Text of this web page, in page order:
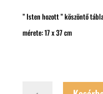
” Isten hozott ” köszöntő
mérete: 17 x 37 cm